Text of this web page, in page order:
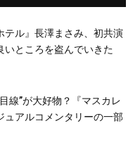
テル』長澤まさみ、初共演
いところを盗んでいきた
線”が大好物？『マスカレ
ュアルコメンタリーの一部